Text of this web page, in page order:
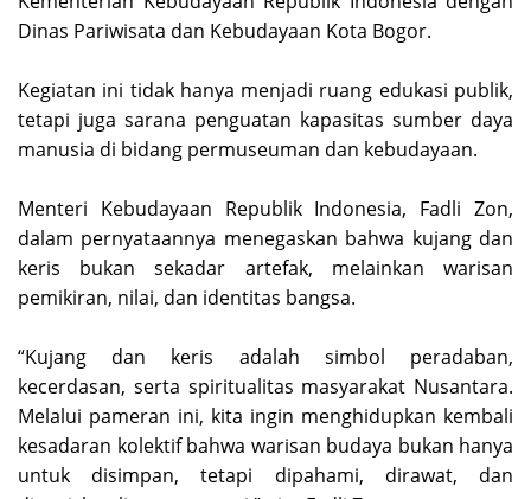
Dinas Pariwisata dan Kebudayaan Kota Bogor.
‎Kegiatan ini tidak hanya menjadi ruang edukasi publik,
tetapi juga sarana penguatan kapasitas sumber daya
manusia di bidang permuseuman dan kebudayaan.
‎Menteri Kebudayaan Republik Indonesia, Fadli Zon,
dalam pernyataannya menegaskan bahwa kujang dan
keris bukan sekadar artefak, melainkan warisan
pemikiran, nilai, dan identitas bangsa.
‎“Kujang dan keris adalah simbol peradaban,
kecerdasan, serta spiritualitas masyarakat Nusantara.
Melalui pameran ini, kita ingin menghidupkan kembali
kesadaran kolektif bahwa warisan budaya bukan hanya
untuk disimpan, tetapi dipahami, dirawat, dan